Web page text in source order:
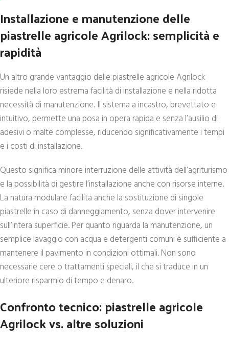
Installazione e manutenzione delle
piastrelle agricole Agrilock: semplicità e
rapidità
Un altro grande vantaggio delle piastrelle agricole Agrilock
risiede nella loro estrema facilità di installazione e nella ridotta
necessità di manutenzione. Il sistema a incastro, brevettato e
intuitivo, permette una posa in opera rapida e senza l’ausilio di
adesivi o malte complesse, riducendo significativamente i tempi
e i costi di installazione.
Questo significa minore interruzione delle attività dell’agriturismo
e la possibilità di gestire l’installazione anche con risorse interne.
La natura modulare facilita anche la sostituzione di singole
piastrelle in caso di danneggiamento, senza dover intervenire
sull’intera superficie. Per quanto riguarda la manutenzione, un
semplice lavaggio con acqua e detergenti comuni è sufficiente a
mantenere il pavimento in condizioni ottimali. Non sono
necessarie cere o trattamenti speciali, il che si traduce in un
ulteriore risparmio di tempo e denaro.
Confronto tecnico: piastrelle agricole
Agrilock vs. altre soluzioni